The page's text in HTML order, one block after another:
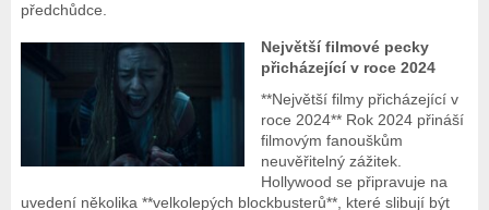
předchůdce.
Největší filmové pecky
přicházející v roce 2024
**Největší filmy přicházející v
roce 2024** Rok 2024 přináší
filmovým fanouškům
neuvěřitelný zážitek.
Hollywood se připravuje na
uvedení několika **velkolepých blockbusterů**, které slibují být